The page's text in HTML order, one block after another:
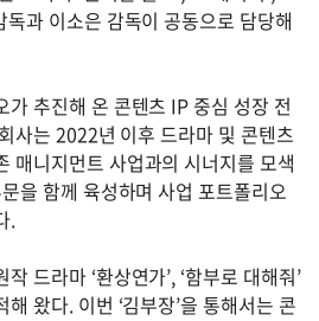
독과 이소은 감독이 공동으로 담당해
가 추진해 온 콘텐츠 IP 중심 성장 전
사는 2022년 이후 드라마 및 콘텐츠
매니지먼트 사업과의 시너지를 모색
을 함께 육성하며 사업 포트폴리오
.
드라마 ‘환상연가’, ‘함부로 대해줘’
왔다. 이번 ‘김부장’을 통해서는 콘